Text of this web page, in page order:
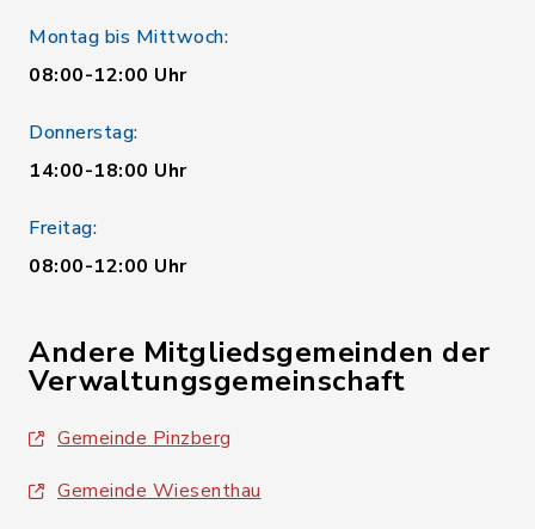
Montag bis Mittwoch:
08:00-12:00 Uhr
Donnerstag:
14:00-18:00 Uhr
Freitag:
08:00-12:00 Uhr
Andere Mitgliedsgemeinden der
Verwaltungsgemeinschaft
Gemeinde Pinzberg
Gemeinde Wiesenthau